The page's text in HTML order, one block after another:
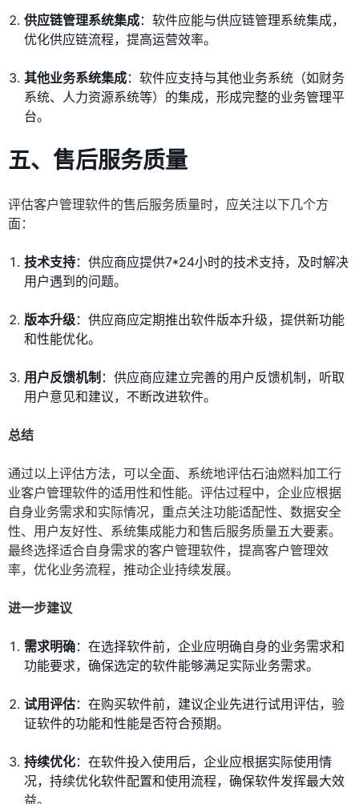
供应链管理系统集成：软件应能与供应链管理系统集成，
优化供应链流程，提高运营效率。
其他业务系统集成：软件应支持与其他业务系统（如财务
系统、人力资源系统等）的集成，形成完整的业务管理平
台。
五、售后服务质量
评估客户管理软件的售后服务质量时，应关注以下几个方
面：
技术支持：供应商应提供7*24小时的技术支持，及时解决
用户遇到的问题。
版本升级：供应商应定期推出软件版本升级，提供新功能
和性能优化。
用户反馈机制 ：供应商应建立完善的用户反馈机制，听取
用户意见和建议，不断改进软件。
总结
通过以上评估方法，可以全面、系统地评估石油燃料加工行
业客户管理软件的适用性和性能。评估过程中，企业应根据
自身业务需求和实际情况，重点关注功能适配性、数据安全
性、用户友好性、系统集成能力和售后服务质量五大要素。
最终选择适合自身需求的客户管理软件，提高客户管理效
率，优化业务流程，推动企业持续发展。
进一步建议
需求明确：在选择软件前，企业应明确自身的业务需求和
功能要求，确保选定的软件能够满足实际业务需求。
试用评估：在购买软件前，建议企业先进行试用评估，验
证软件的功能和性能是否符合预期。
持续优化：在软件投入使用后，企业应根据实际使用情
况，持续优化软件配置和使用流程，确保软件发挥最大效
益。